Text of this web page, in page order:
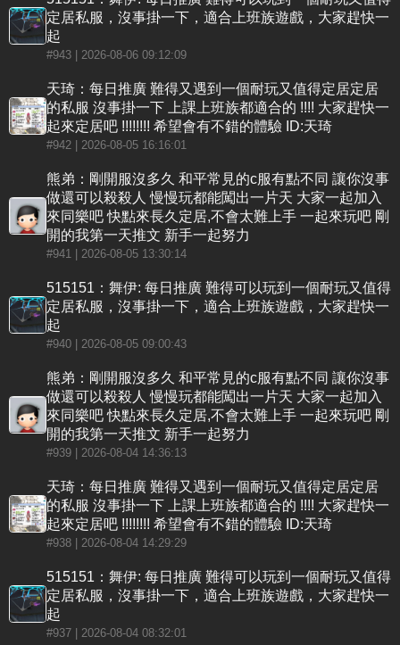
定居私服，沒事掛一下，適合上班族遊戲，大家趕快一
起
#943 | 2026-08-06 09:12:09
天琦：每日推廣 難得又遇到一個耐玩又值得定居定居
的私服 沒事掛一下 上課上班族都適合的 !!!! 大家趕快一
起來定居吧 !!!!!!!! 希望會有不錯的體驗 ID:天琦
#942 | 2026-08-05 16:16:01
熊弟：剛開服沒多久 和平常見的c服有點不同 讓你沒事
做還可以殺殺人 慢慢玩都能闖出一片天 大家一起加入
來同樂吧 快點來長久定居,不會太難上手 一起來玩吧 剛
開的我第一天推文 新手一起努力
#941 | 2026-08-05 13:30:14
515151：舞伊: 每日推廣 難得可以玩到一個耐玩又值得
定居私服，沒事掛一下，適合上班族遊戲，大家趕快一
起
#940 | 2026-08-05 09:00:43
熊弟：剛開服沒多久 和平常見的c服有點不同 讓你沒事
做還可以殺殺人 慢慢玩都能闖出一片天 大家一起加入
來同樂吧 快點來長久定居,不會太難上手 一起來玩吧 剛
開的我第一天推文 新手一起努力
#939 | 2026-08-04 14:36:13
天琦：每日推廣 難得又遇到一個耐玩又值得定居定居
的私服 沒事掛一下 上課上班族都適合的 !!!! 大家趕快一
起來定居吧 !!!!!!!! 希望會有不錯的體驗 ID:天琦
#938 | 2026-08-04 14:29:29
515151：舞伊: 每日推廣 難得可以玩到一個耐玩又值得
定居私服，沒事掛一下，適合上班族遊戲，大家趕快一
起
#937 | 2026-08-04 08:32:01